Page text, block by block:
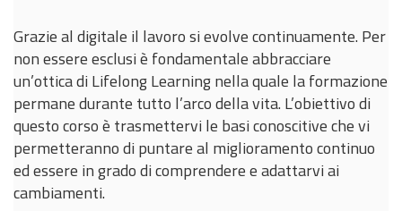
Grazie al digitale il lavoro si evolve continuamente. Per
non essere esclusi è fondamentale abbracciare
un’ottica di Lifelong Learning nella quale la formazione
permane durante tutto l’arco della vita. L’obiettivo di
questo corso è trasmettervi le basi conoscitive che vi
permetteranno di puntare al miglioramento continuo
ed essere in grado di comprendere e adattarvi ai
cambiamenti.